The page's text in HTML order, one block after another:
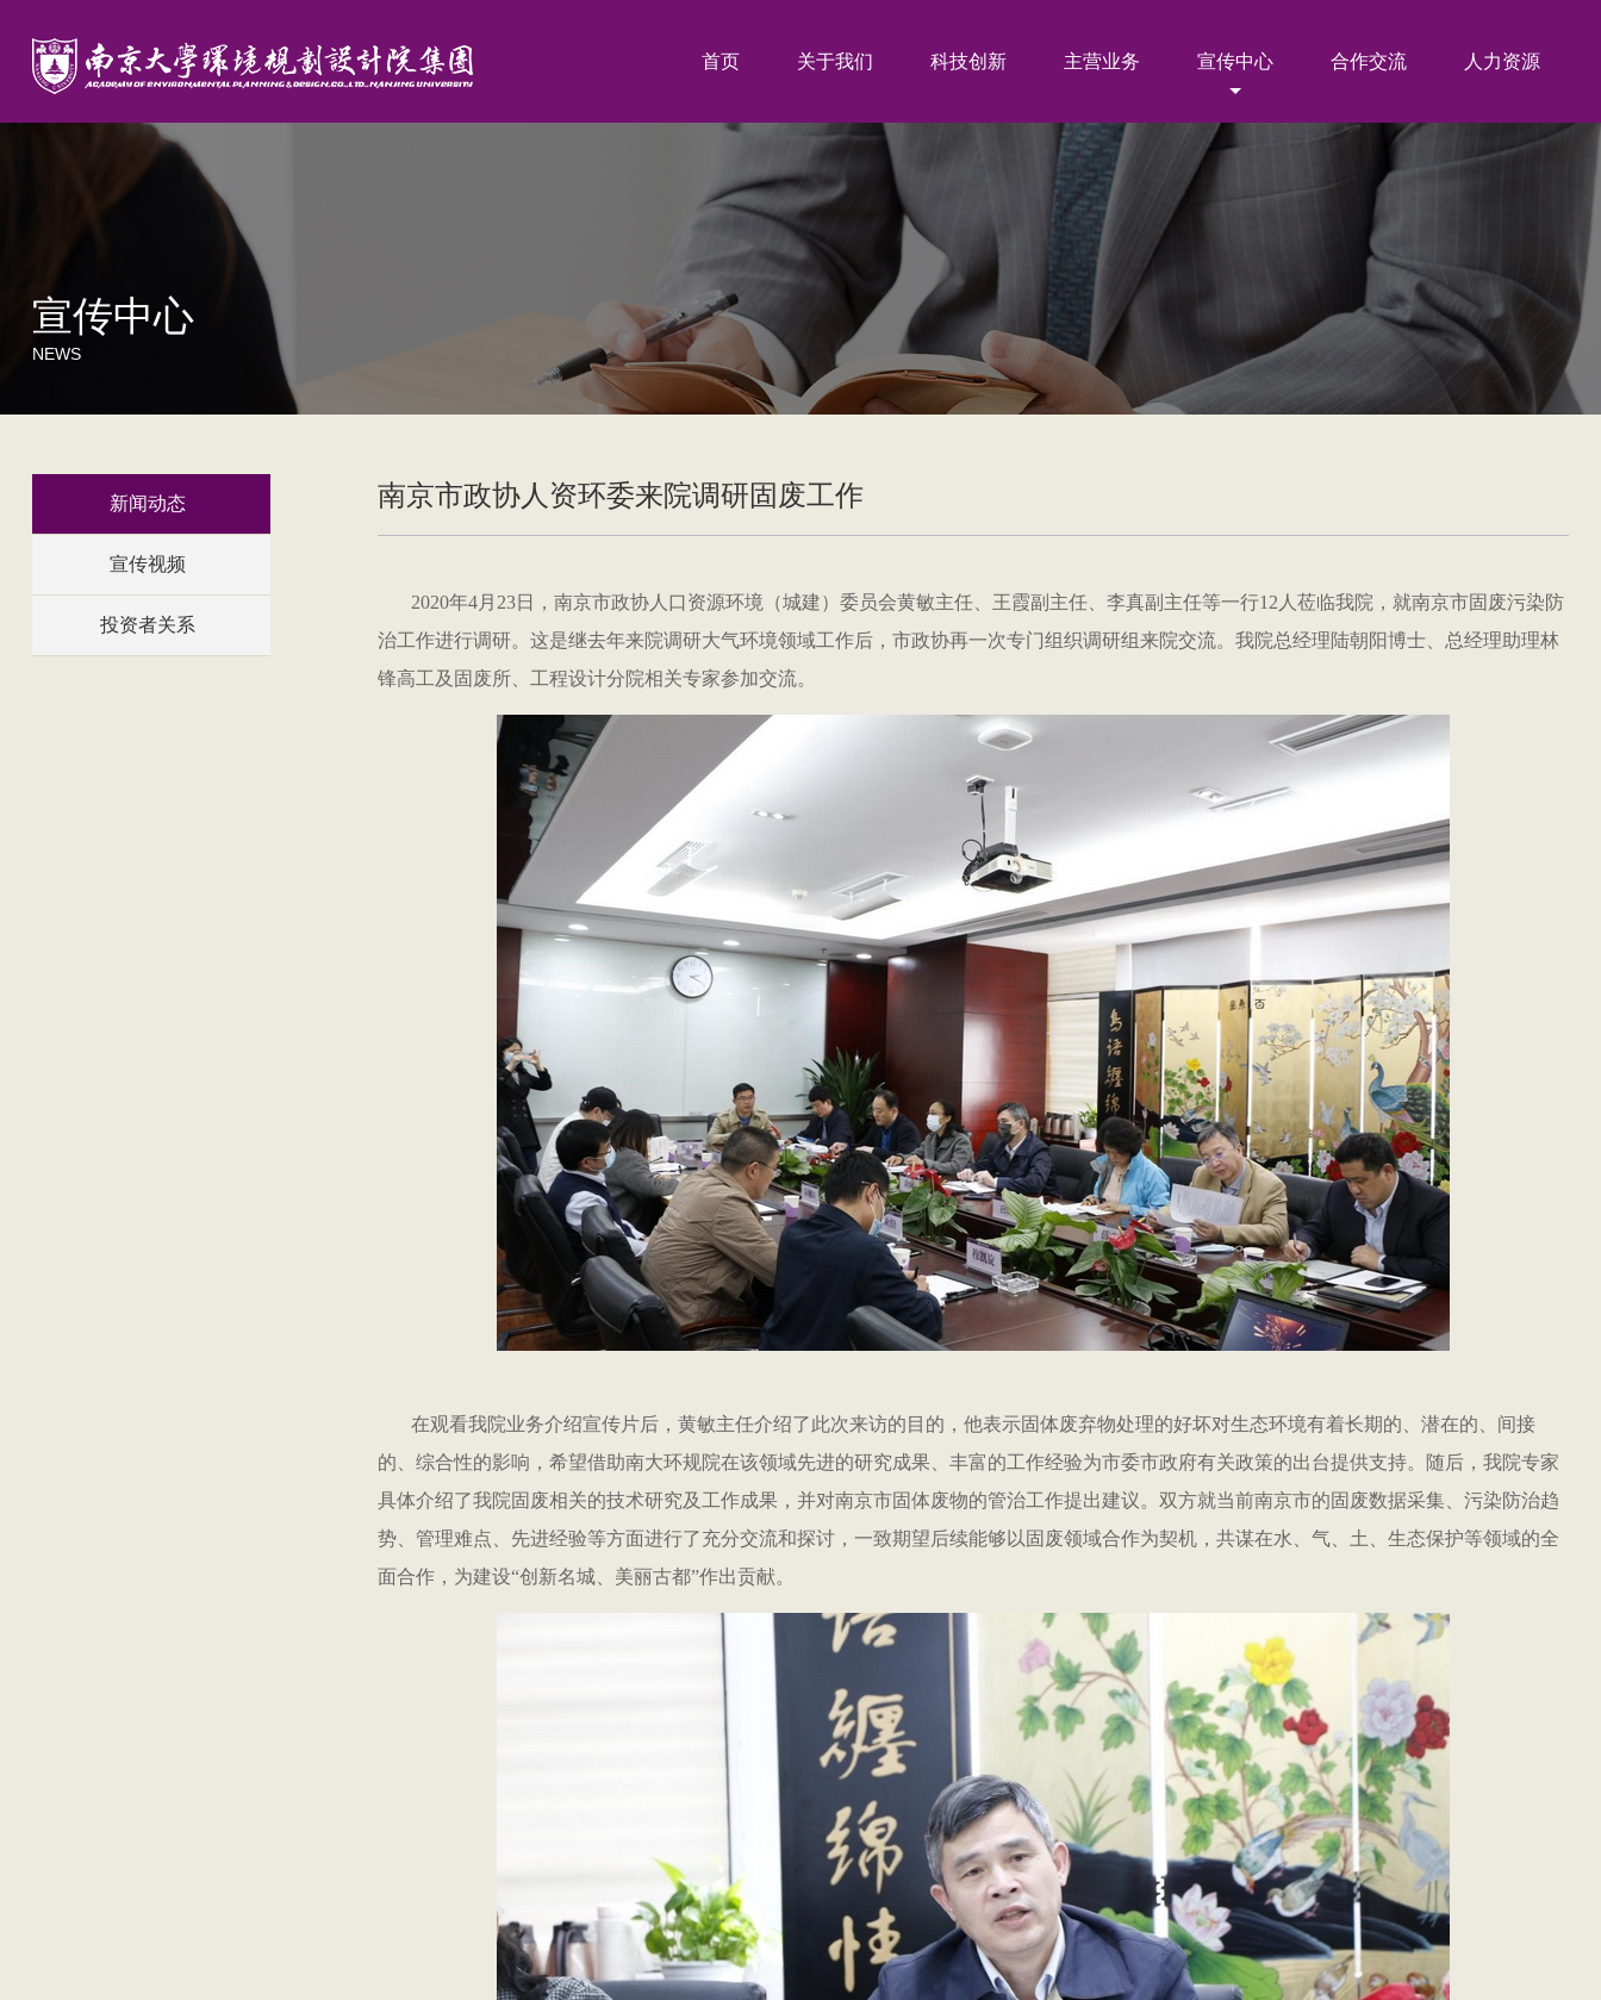
首页 关于我们 科技创新 主营业务 宣传中心 合作交流 人力资源
宣传中心
NEWS
新闻动态
宣传视频
投资者关系
南京市政协人资环委来院调研固废工作
2020年4月 23日，南京市政协 人口资源环境（城建）委员会黄敏主任、王霞副主任、李真副主任等一行12 人莅临我院，就南京市固废污染防
治工作进行调研。这是继去年来院调研大气环境领域工作后，市政协再一次专门组织调研组来院交流。我院总经理陆朝阳博士、总经理助理林
锋高工及固废所、工程设计分院相关专家参加交流。
在观看我院业务介绍宣传片后，黄敏主任介绍了此次来访的目的，他表示固体废弃物处理的好坏对生态环境有着长期的、潜在的、间接
的、综合性的影响，希望借助南大环规院在该领域先进的研究成果、丰富的工作经验为市委市政府有关政策的出台提供支持。随后，我院专家
具体介绍了我院固废相关的技术研究及工作成果，并对南京市固体废物的管治工作提出建议。双方就当前南京市的固废数据采集、污染防治趋
势、管理难点、先进经验等方面进行了充分交流和探讨，一致期望后续能够以固废领域合作为契机，共谋在水、气、土、生态保护等领域的全
面合作，为建设“创新名城、美丽古都”作出贡献。